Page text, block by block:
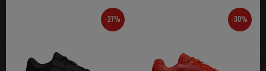
-27% -30%